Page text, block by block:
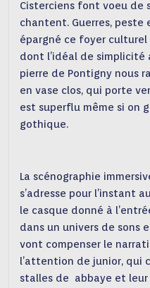
Cisterciens font voeu de
chantent. Guerres, peste
épargné ce foyer
dont l’idéal de simplicité
pierre de Pontigny nous
en vase clos, qui porte
est superflu même si on
gothique.
La scénographie
s’adresse pour l’instant
le casque donné à
dans un univers de sons
vont compenser le
l’attention de junior, qui
stalles de abbaye et